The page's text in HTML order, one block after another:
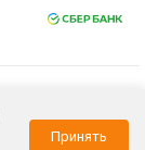
Принять